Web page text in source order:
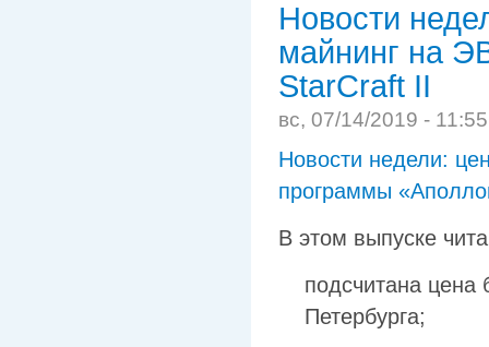
Новости
майнинг на
StarCraft II
вс, 07/14/2019 -
Новости недели:
программы
В этом выпуске
подсчитана
Петербурга;